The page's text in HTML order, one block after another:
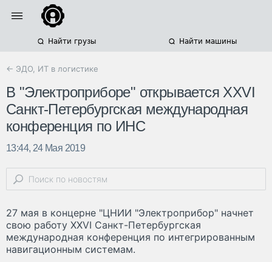
Найти грузы Найти машины
← ЭДО, ИТ в логистике
В "Электроприборе" открывается XXVI
Санкт-Петербургская международная
конференция по ИНС
13:44, 24 Мая 2019
27 мая в концерне "ЦНИИ "Электроприбор" начнет
свою работу XXVI Санкт-Петербургская
международная конференция по интегрированным
навигационным системам.